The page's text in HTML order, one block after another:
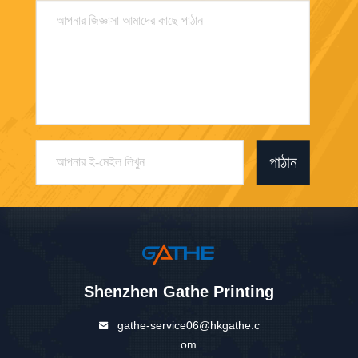
পাঠান
Shenzhen Gathe Printing
gathe-service06@hkgathe.c
om